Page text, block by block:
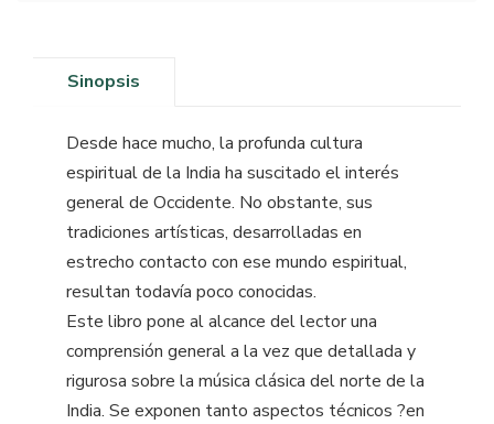
Sinopsis
Desde hace mucho, la profunda cultura
espiritual de la India ha suscitado el interés
general de Occidente. No obstante, sus
tradiciones artísticas, desarrolladas en
estrecho contacto con ese mundo espiritual,
resultan todavía poco conocidas.
Este libro pone al alcance del lector una
comprensión general a la vez que detallada y
rigurosa sobre la música clásica del norte de la
India. Se exponen tanto aspectos técnicos ?en